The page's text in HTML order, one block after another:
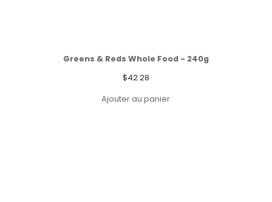
Greens & Reds Whole Food - 240g
$42.28
Ajouter au panier